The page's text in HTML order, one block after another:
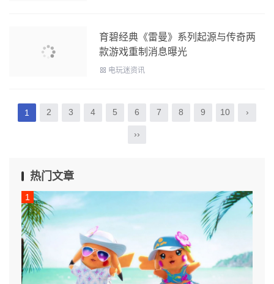
育碧经典《雷曼》系列起源与传奇两
款游戏重制消息曝光
电玩迷资讯
1 2 3 4 5 6 7 8 9 10 ›
››
热门文章